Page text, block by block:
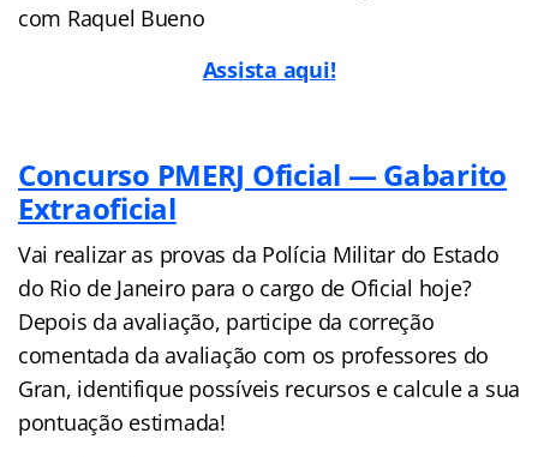
com Raquel Bueno
Assista aqui!
Concurso PMERJ Oficial — Gabarito
Extraoficial
Vai realizar as provas da Polícia Militar do Estado
do Rio de Janeiro para o cargo de Oficial hoje?
Depois da avaliação, participe da correção
comentada da avaliação com os professores do
Gran, identifique possíveis recursos e calcule a sua
pontuação estimada!